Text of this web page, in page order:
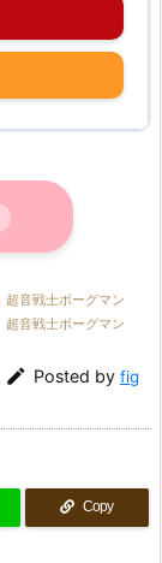
超音戦士ボーグマン
超音戦士ボーグマン
 Posted by fig
Copy